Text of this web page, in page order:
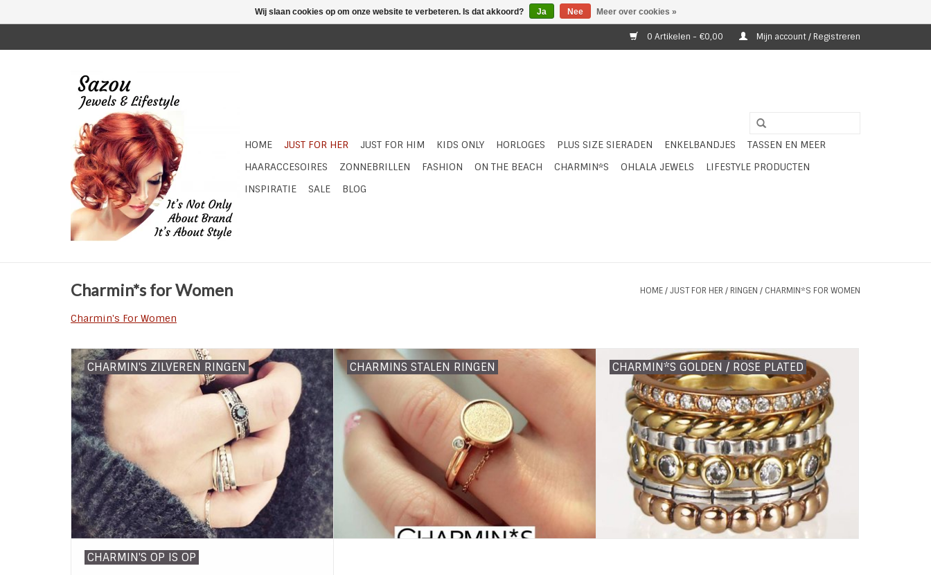
0 Artikelen - €0,00 Mijn account / Registreren
HOME JUST FOR HER JUST FOR HIM KIDS ONLY HORLOGES PLUS SIZE SIERADEN ENKELBANDJES
TASSEN EN MEER
HAARACCESOIRES
ZONNEBRILLEN FASHION ON THE BEACH CHARMIN*S OHLALA JEWELS
LIFESTYLE PRODUCTEN
INSPIRATIE
SALE BLOG
Charmin*s for Women HOME/JUST FOR HER / RINGEN / CHARMIN*S FOR WOMEN
Charmin's For Women
CHARMIN'S ZILVEREN RINGEN CHARMINS STALEN RINGEN CHARMIN*S GOLDEN / ROSE PLATED
CHARMIN'S OP IS OP
Wij slaan cookies op om onze website te verbeteren. Is dat akkoord? Ja Nee Meer over cookies »